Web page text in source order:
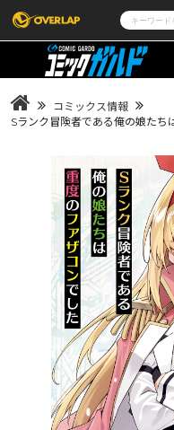
コミック
LiQulle
ラブパルフェ
その他
企業
会社概要
採用情報
アクセス
オーバーラップホールディ
オー
オー
コミックス情報
Sランク冒険者である俺の娘たち